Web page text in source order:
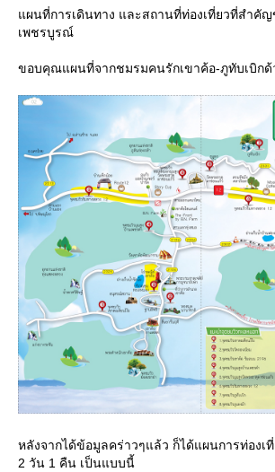
ผนที่การเดินทาง และสถานที่ท่องเที่ยวที่สำคัญ
เพชรบูรณ์
ขอบคุณแผนที่จากชมรมคนรักเขาค้อ-ภูทับเบิกด้
หลังจากได้ข้อมูลคร่าวๆแล้ว ก็ได้แผนการท่องเ
2 วัน 1 คืน เป็นแบบนี้